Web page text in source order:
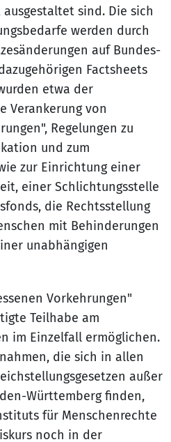
sind. Die sich
werden durch
auf Bundes-
Factsheets
etwa der
Verankerung von
Regelungen zu
und zum
zur Einrichtung einer
einer Schlichtungsstelle
die Rechtsstellung
mit Behinderungen
unabhängigen
Vorkehrungen"
Teilhabe am
im Einzelfall ermöglichen.
die sich in allen
außer
Württemberg finden,
für Menschenrechte
noch in der